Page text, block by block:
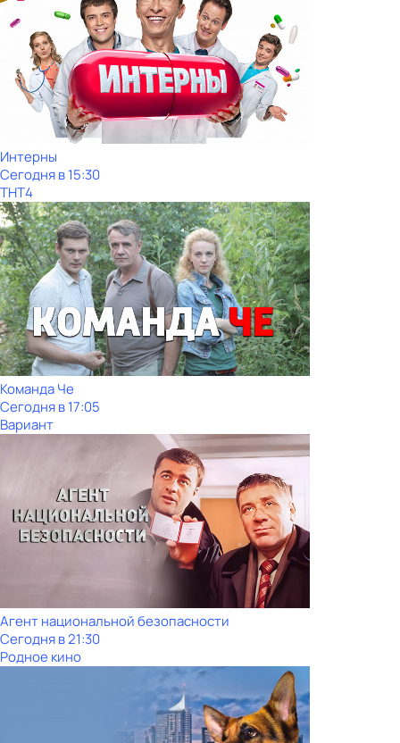
Интерны
Сегодня в 15:30
ТНТ4
Команда Че
Сегодня в 17:05
Вариант
Агент национальной безопасности
Сегодня в 21:30
Родное кино